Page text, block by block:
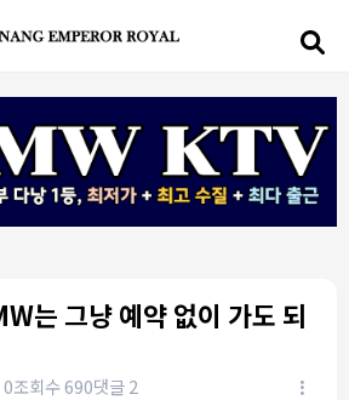
는 그냥 예약 없이 가도 되
조회수 690댓글 2